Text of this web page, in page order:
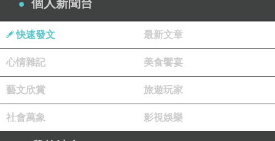
個人新聞台
快速發文 最新文章
心情雜記 美食饗宴
藝文欣賞 旅遊玩家
社會萬象 影視娛樂